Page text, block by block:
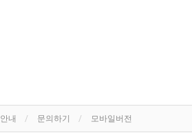
내 문의하기 모바일버전